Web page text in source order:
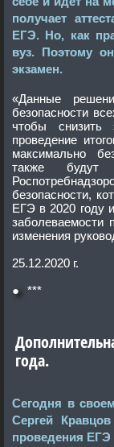
получает аттестат с
ЕГЭ. Но, как
вуз. Поэтому
экзамен.
«Данные
безопасности всех участников и организаторов
чтобы снизить
проведение
максимально
также будут применены
безопасности,
ЕГЭ в 2020 году и позволили предупредить новый всплеск
заболеваемости
изменения
25.12.2020 г.
● ***
года.
Сегодня в
Сергей
проведения ЕГЭ